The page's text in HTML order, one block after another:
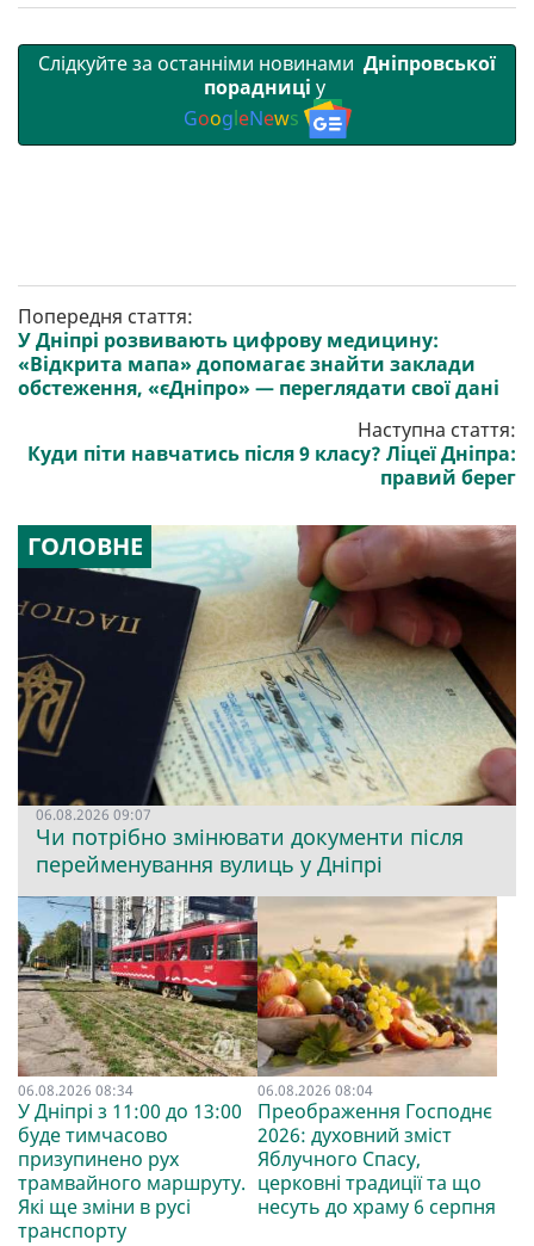
Слідкуйте за останніми новинами Дніпровської
порадниці у
GoogleNews
Попередня стаття:
У Дніпрі розвивають цифрову медицину:
«Відкрита мапа» допомагає знайти заклади
обстеження, «єДніпро» — переглядати свої дані
Наступна стаття:
Куди піти навчатись після 9 класу? Ліцеї Дніпра:
правий берег
ГОЛОВНЕ
06.08.2026 09:07
Чи потрібно змінювати документи після
перейменування вулиць у Дніпрі
06.08.2026 08:34
У Дніпрі з 11:00 до 13:00
буде тимчасово
призупинено рух
трамвайного маршруту.
Які ще зміни в русі
транспорту
06.08.2026 08:04
Преображення Господнє
2026: духовний зміст
Яблучного Спасу,
церковні традиції та що
несуть до храму 6 серпня